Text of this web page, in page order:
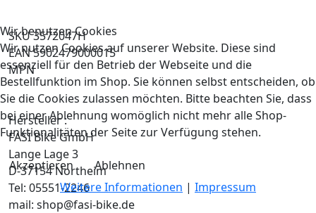
SKU 3572047H
EAN 5902479000015
MPN
Hersteller :
FASI Bike GmbH
Lange Lage 3
D-37154 Northeim
Tel: 05551-2246
mail: shop@fasi-bike.de
Wir benutzen Cookies
Wir nutzen Cookies auf unserer Website. Diese sind
essenziell für den Betrieb der Webseite und die
Bestellfunktion im Shop. Sie können selbst entscheiden, ob
Sie die Cookies zulassen möchten. Bitte beachten Sie, dass
bei einer Ablehnung womöglich nicht mehr alle Shop-
Funktionalitäten der Seite zur Verfügung stehen.
Akzeptieren
Ablehnen
Weitere Informationen | Impressum